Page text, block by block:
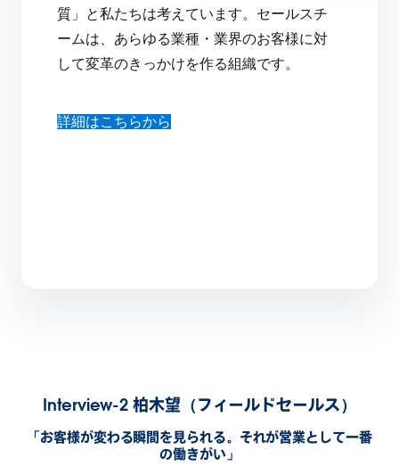
質」と私たちは考えています。セールスチ
ームは、あらゆる業種・業界のお客様に対
して変革のきっかけを作る組織です。
詳細はこちらから
Interview-2 柏木望（フィールドセールス）
「お客様が変わる瞬間を見られる。それが営業として一番
の働きがい」